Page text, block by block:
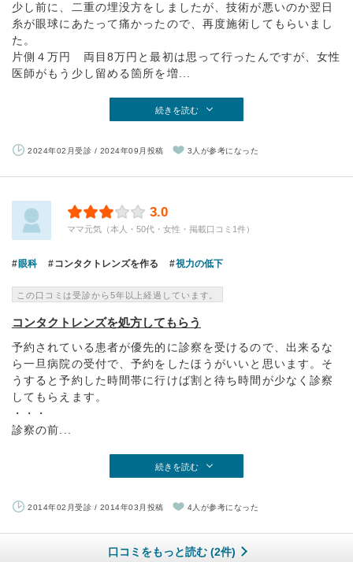
少し前に、二重の埋没方をしましたが、技術が悪いのか翌日
糸が眼球にあたって痛かったので、再度施術してもらいまし
た。
片側４万円 両目8万円と最初は思って行ったんですが、女性
医師がもう少し留める箇所を増...
続きを読む
2024年02月受診 / 2024年09月投稿 3人が参考になった
3.0
ママ元気（本人・50代・女性・掲載口コミ1件）
眼科 コンタクトレンズを作る 視力の低下
この口コミは受診から5年以上経過しています。
コンタクトレンズを処方してもらう
予約されている患者が優先的に診察を受けるので、出来るな
ら一旦病院の受付で、予約をしたほうがいいと思います。そ
うすると予約した時間帯に行けば割と待ち時間が少なく診察
してもらえます。
・・・
診察の前...
続きを読む
2014年02月受診 / 2014年03月投稿 4人が参考になった
口コミをもっと読む (2件)